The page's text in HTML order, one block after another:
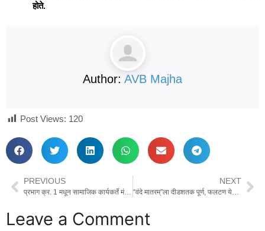
होते.
Author: AVB Majha
Post Views: 120
PREVIOUS
प्रभाग क्र. 1 मधून सामाजिक कार्यकर्ते मंगेश आवळे यांच्या मातोश्री सौ. लक्ष्मी प्रमोद आवळे निवडणुकीच्या रिंगणात!
NEXT
“वंदे मातरम्”ला दीडशतक पूर्ण, फलटण येथे समूह गीत गायन
Leave a Comment